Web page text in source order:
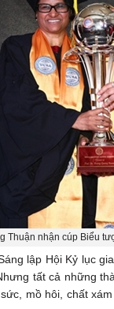
Thuận nhận cúp Biểu
lập Hội Kỷ lục
tất cả những
mồ hôi, chất